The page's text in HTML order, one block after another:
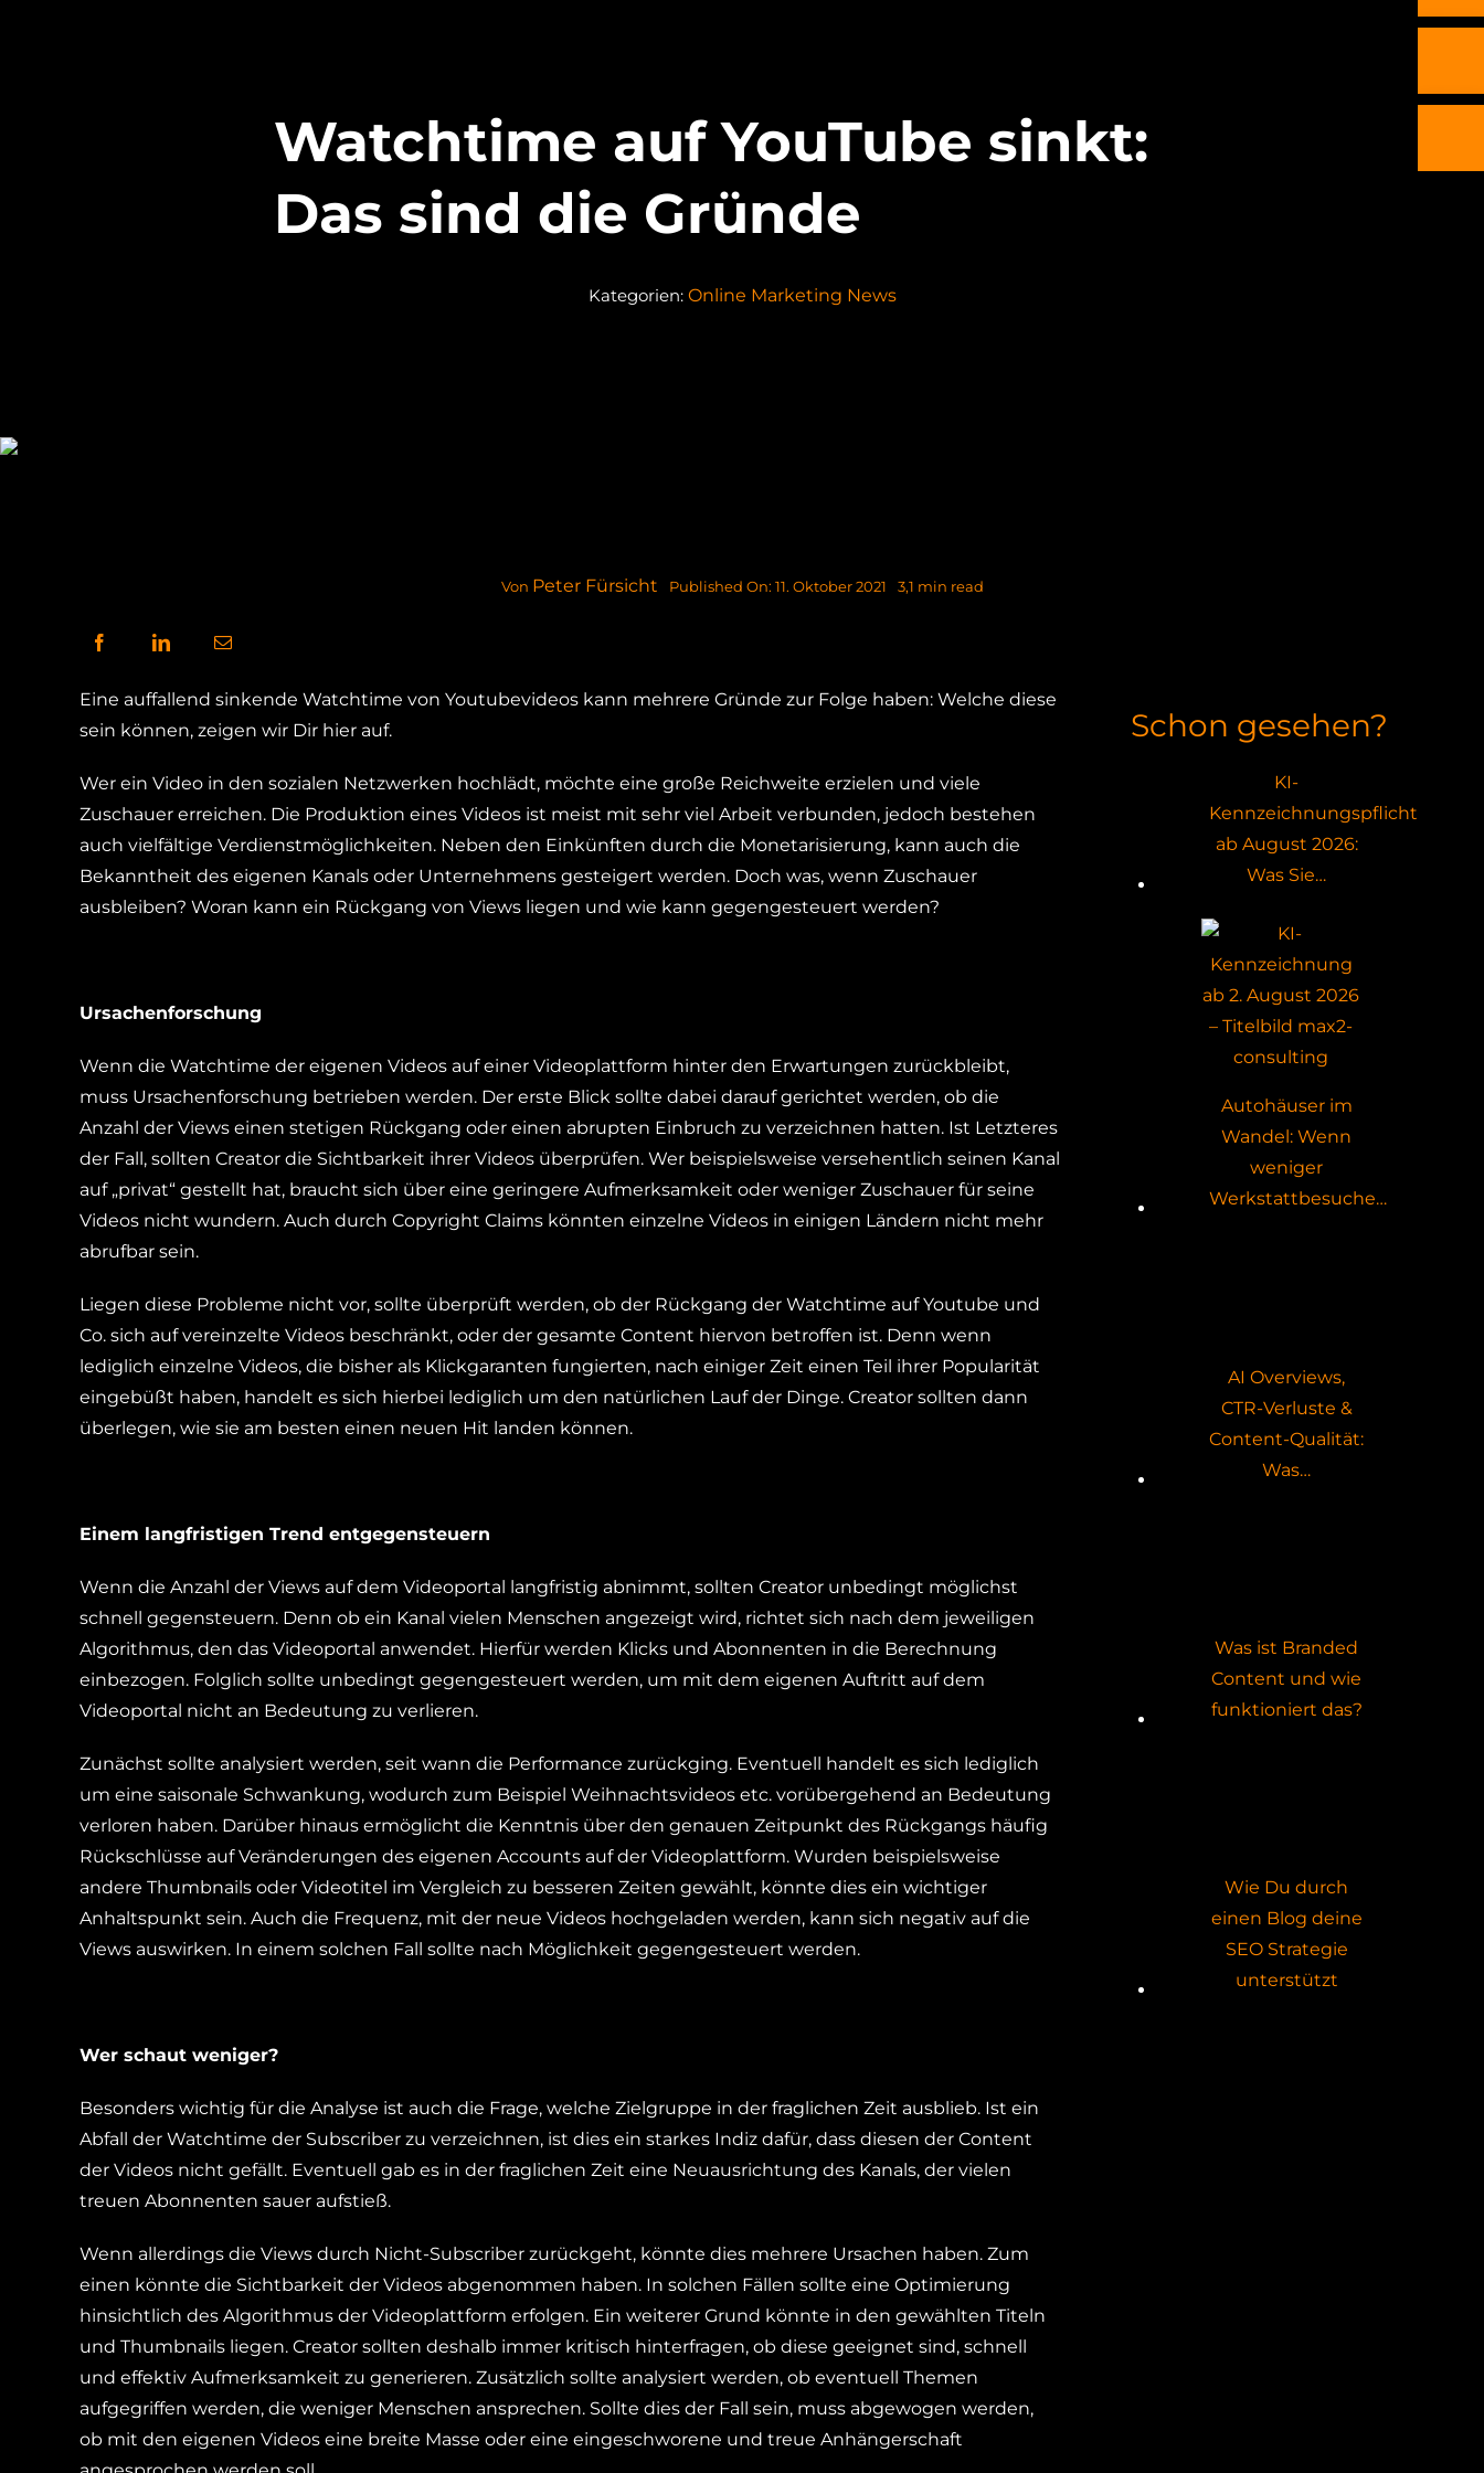
Watchtime auf YouTube sinkt:
Das sind die Gründe
Kategorien: Online Marketing News
Von Peter Fürsicht Published On: 11. Oktober 2021 3,1 min read
Eine auffallend sinkende Watchtime von Youtubevideos kann mehrere Gründe zur Folge haben: Welche diese
sein können, zeigen wir Dir hier auf.
Wer ein Video in den sozialen Netzwerken hochlädt, möchte eine große Reichweite erzielen und viele
Zuschauer erreichen. Die Produktion eines Videos ist meist mit sehr viel Arbeit verbunden, jedoch bestehen
auch vielfältige Verdienstmöglichkeiten. Neben den Einkünften durch die Monetarisierung, kann auch die
Bekanntheit des eigenen Kanals oder Unternehmens gesteigert werden. Doch was, wenn Zuschauer
ausbleiben? Woran kann ein Rückgang von Views liegen und wie kann gegengesteuert werden?
Ursachenforschung
Wenn die Watchtime der eigenen Videos auf einer Videoplattform hinter den Erwartungen zurückbleibt,
muss Ursachenforschung betrieben werden. Der erste Blick sollte dabei darauf gerichtet werden, ob die
Anzahl der Views einen stetigen Rückgang oder einen abrupten Einbruch zu verzeichnen hatten. Ist Letzteres
der Fall, sollten Creator die Sichtbarkeit ihrer Videos überprüfen. Wer beispielsweise versehentlich seinen Kanal
auf „privat“ gestellt hat, braucht sich über eine geringere Aufmerksamkeit oder weniger Zuschauer für seine
Videos nicht wundern. Auch durch Copyright Claims könnten einzelne Videos in einigen Ländern nicht mehr
abrufbar sein.
Liegen diese Probleme nicht vor, sollte überprüft werden, ob der Rückgang der Watchtime auf Youtube und
Co. sich auf vereinzelte Videos beschränkt, oder der gesamte Content hiervon betroffen ist. Denn wenn
lediglich einzelne Videos, die bisher als Klickgaranten fungierten, nach einiger Zeit einen Teil ihrer Popularität
eingebüßt haben, handelt es sich hierbei lediglich um den natürlichen Lauf der Dinge. Creator sollten dann
überlegen, wie sie am besten einen neuen Hit landen können.
Einem langfristigen Trend entgegensteuern
Wenn die Anzahl der Views auf dem Videoportal langfristig abnimmt, sollten Creator unbedingt möglichst
schnell gegensteuern. Denn ob ein Kanal vielen Menschen angezeigt wird, richtet sich nach dem jeweiligen
Algorithmus, den das Videoportal anwendet. Hierfür werden Klicks und Abonnenten in die Berechnung
einbezogen. Folglich sollte unbedingt gegengesteuert werden, um mit dem eigenen Auftritt auf dem
Videoportal nicht an Bedeutung zu verlieren.
Zunächst sollte analysiert werden, seit wann die Performance zurückging. Eventuell handelt es sich lediglich
um eine saisonale Schwankung, wodurch zum Beispiel Weihnachtsvideos etc. vorübergehend an Bedeutung
verloren haben. Darüber hinaus ermöglicht die Kenntnis über den genauen Zeitpunkt des Rückgangs häufig
Rückschlüsse auf Veränderungen des eigenen Accounts auf der Videoplattform. Wurden beispielsweise
andere Thumbnails oder Videotitel im Vergleich zu besseren Zeiten gewählt, könnte dies ein wichtiger
Anhaltspunkt sein. Auch die Frequenz, mit der neue Videos hochgeladen werden, kann sich negativ auf die
Views auswirken. In einem solchen Fall sollte nach Möglichkeit gegengesteuert werden.
Wer schaut weniger?
Besonders wichtig für die Analyse ist auch die Frage, welche Zielgruppe in der fraglichen Zeit ausblieb. Ist ein
Abfall der Watchtime der Subscriber zu verzeichnen, ist dies ein starkes Indiz dafür, dass diesen der Content
der Videos nicht gefällt. Eventuell gab es in der fraglichen Zeit eine Neuausrichtung des Kanals, der vielen
treuen Abonnenten sauer aufstieß.
Wenn allerdings die Views durch Nicht-Subscriber zurückgeht, könnte dies mehrere Ursachen haben. Zum
einen könnte die Sichtbarkeit der Videos abgenommen haben. In solchen Fällen sollte eine Optimierung
hinsichtlich des Algorithmus der Videoplattform erfolgen. Ein weiterer Grund könnte in den gewählten Titeln
und Thumbnails liegen. Creator sollten deshalb immer kritisch hinterfragen, ob diese geeignet sind, schnell
und effektiv Aufmerksamkeit zu generieren. Zusätzlich sollte analysiert werden, ob eventuell Themen
aufgegriffen werden, die weniger Menschen ansprechen. Sollte dies der Fall sein, muss abgewogen werden,
ob mit den eigenen Videos eine breite Masse oder eine eingeschworene und treue Anhängerschaft
Schon gesehen?
KI-
Kennzeichnungspflicht
ab August 2026:
Was Sie…
Autohäuser im
Wandel: Wenn
weniger
Werkstattbesuche…
AI Overviews,
CTR-Verluste &
Content-Qualität:
Was…
Was ist Branded
Content und wie
funktioniert das?
Wie Du durch
einen Blog deine
SEO Strategie
unterstützt